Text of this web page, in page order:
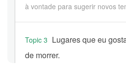
à vontade para sugerir novos
Topic 3 Lugares que eu
de morrer.